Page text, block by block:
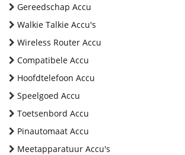
Gereedschap Accu
Walkie Talkie Accu's
Wireless Router Accu
Compatibele Accu
Hoofdtelefoon Accu
Speelgoed Accu
Toetsenbord Accu
Pinautomaat Accu
Meetapparatuur Accu's